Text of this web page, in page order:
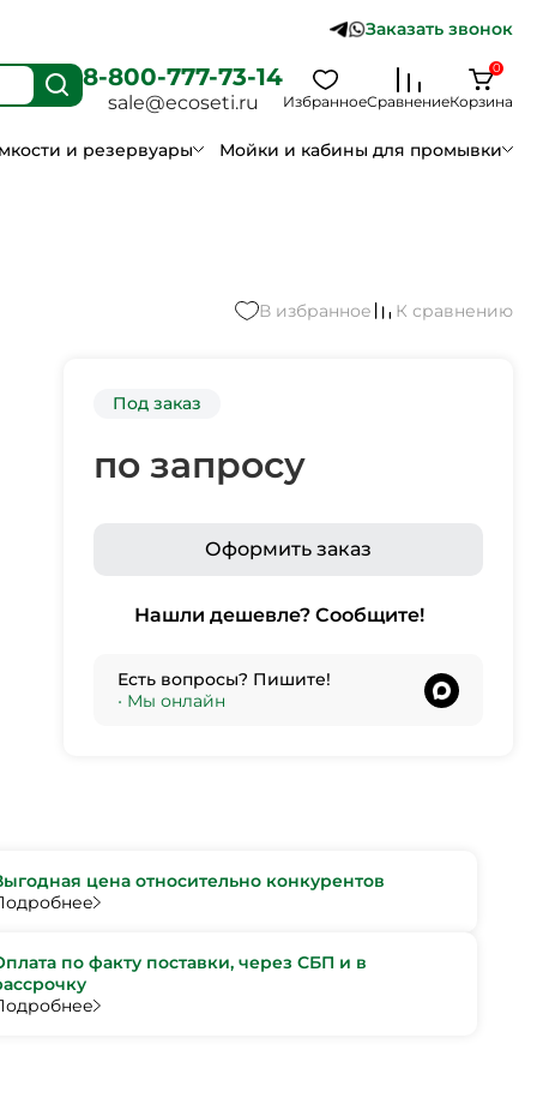
Заказать звонок
8-800-777-73-14
sale@ecoseti.ru ИзбранноеСравнениеКорзина
0
и резервуары Мойки и кабины для промывки
В избранное К сравнению
Под заказ
по запросу
Оформить заказ
Нашли дешевле? Сообщите!
Есть вопросы? Пишите!
• Мы онлайн
цена относительно конкурентов
по факту поставки, через СБП и в